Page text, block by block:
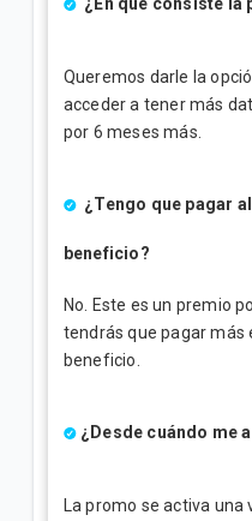
Queremos darle la
acceder a tener más
por 6 meses más.
¿Tengo que pagar
beneficio?
No. Este es un premio
tendrás que pagar más
beneficio.
¿Desde cuándo me
La promo se activa